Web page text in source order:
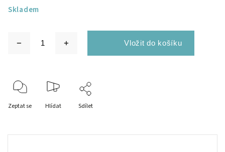
Skladem
Zeptat se Hlídat Sdílet